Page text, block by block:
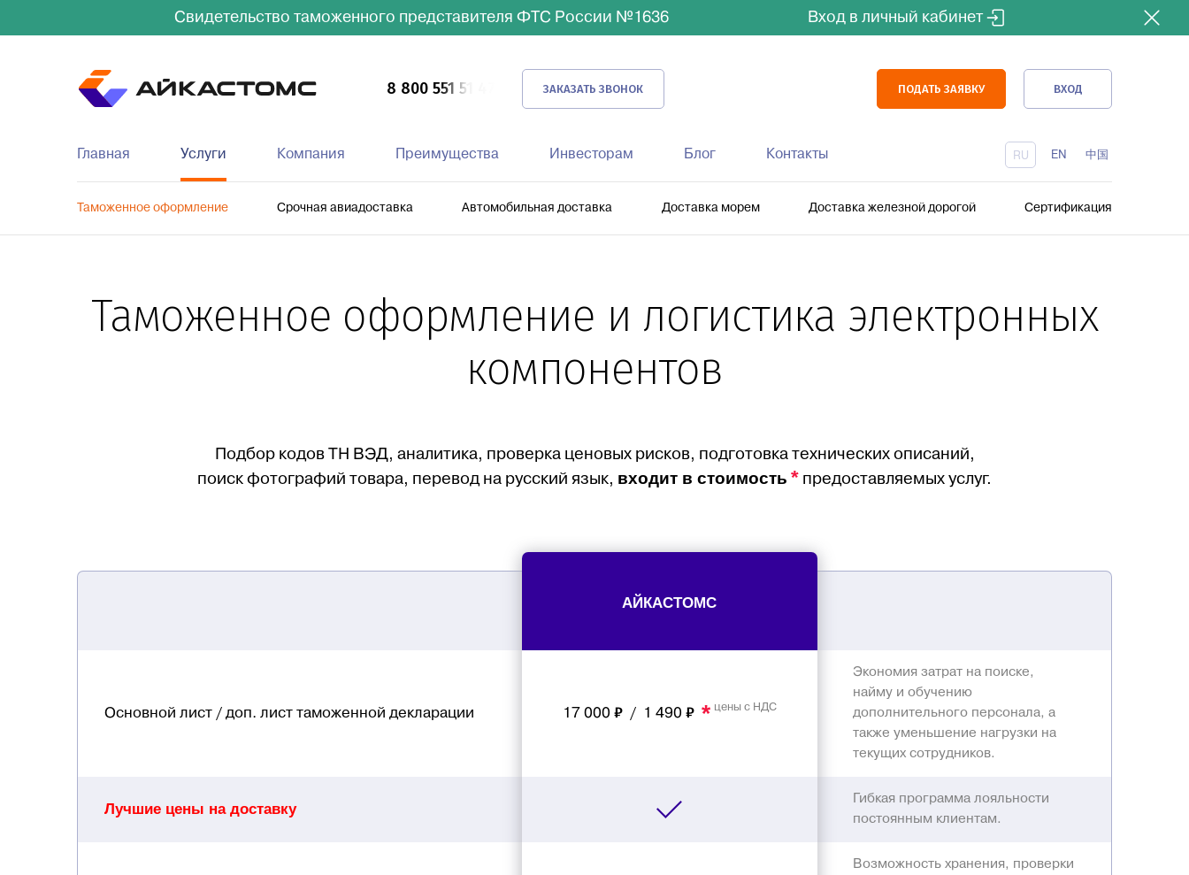
Свидетельство таможенного представителя ФТС России №1636 Вход в личный кабинет
Главная Услуги
Таможенное оформление Срочная авиадоставка Автомобильная доставка Доставка морем Доставка железной дорогой Сертификация
Компания Преимущества Инвесторам Блог Контакты
8 800 551 51 47 ЗАКАЗАТЬ ЗВОНОК ПОДАТЬ ЗАЯВКУ ВХОД
RU EN 中国
Таможенное оформление и логистика электронных
компонентов
Подбор кодов ТН ВЭД, аналитика, проверка ценовых рисков, подготовка технических описаний,
поиск фотографий товара, перевод на русский язык, входит в стоимость * предоставляемых услуг.
АЙКАСТОМС
Основной лист / доп. лист таможенной декларации 17 000 ₽ / 1 490 ₽ * цены с НДС
Экономия затрат на поиске,
найму и обучению
дополнительного персонала, а
также уменьшение нагрузки на
текущих сотрудников.
Лучшие цены на доставку
Гибкая программа лояльности
постоянным клиентам.
Возможность хранения, проверки